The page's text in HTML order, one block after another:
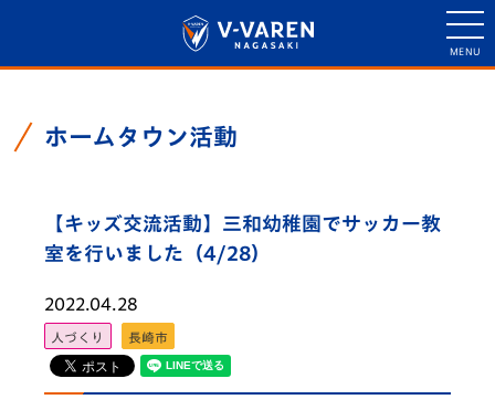
ホームタウン活動
【キッズ交流活動】三和幼稚園でサッカー教
室を行いました（4/28）
2022.04.28
人づくり 長崎市